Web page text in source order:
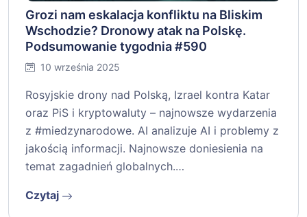
Grozi nam eskalacja konfliktu na Bliskim
Wschodzie? Dronowy atak na Polskę.
Podsumowanie tygodnia #590
10 września 2025
Rosyjskie drony nad Polską, Izrael kontra Katar
oraz PiS i kryptowaluty – najnowsze wydarzenia
z #miedzynarodowe. AI analizuje AI i problemy z
jakością informacji. Najnowsze doniesienia na
temat zagadnień globalnych.…
Czytaj